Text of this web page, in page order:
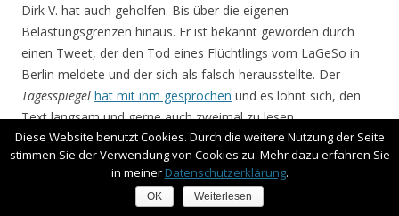
Dirk V. hat auch geholfen. Bis über die eigenen
Belastungsgrenzen hinaus. Er ist bekannt geworden durch
einen Tweet, der den Tod eines Flüchtlings vom LaGeSo in
Berlin meldete und der sich als falsch herausstellte. Der
Tagesspiegel hat mit ihm gesprochen und es lohnt sich, den
Text langsam und gerne auch zweimal zu lesen.
Die Zahl der Uno-Flüchtlinsghilfe stammt aus dem Februar,
ist aber vermutlich immer noch aktuell:Jeden Tag ertrinken
zwei Kinder im Mittelmeer. Jeden verdammten Tag. Also auch
Diese Website benutzt Cookies. Durch die weitere Nutzung der Seite
stimmen Sie der Verwendung von Cookies zu. Mehr dazu erfahren Sie
in meiner Datenschutzerklärung.
OK Weiterlesen